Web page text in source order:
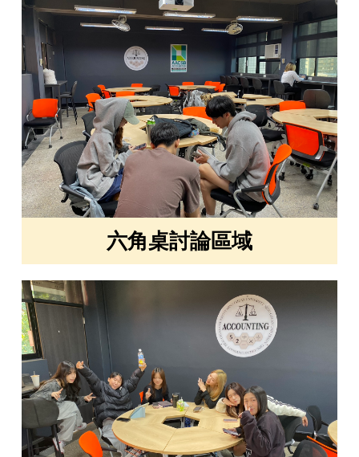
六角桌討論區域